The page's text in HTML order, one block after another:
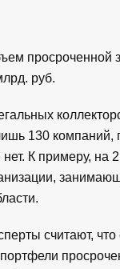
просроченной
руб.
130 компаний,
К примеру, на
считают,